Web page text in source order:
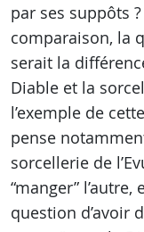
par ses suppôts
comparaison, la
serait la
Diable et la
l’exemple de
pense
sorcellerie de
“manger”
question d’avoir